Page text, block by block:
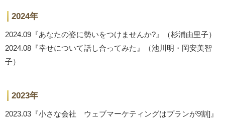
2024年
2024.09『あなたの姿に勢いをつけませんか?』（杉浦由里子）
2024.08『幸せについて話し合ってみた』（池川明・岡安美智
子）
2023年
2023.03『小さな会社 ウェブマーケティングはプランが9割]』